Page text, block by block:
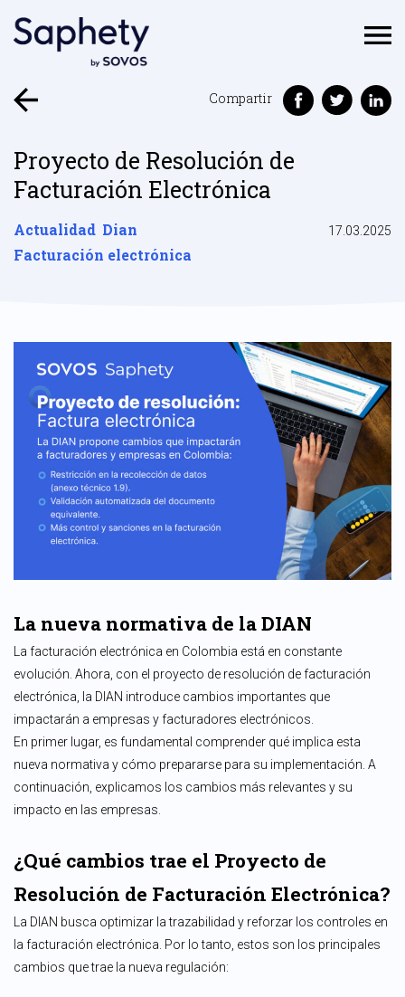
Proyecto de Resolución de
Facturación Electrónica
Actualidad Dian
Facturación electrónica
17.03.2025
Compartir
La nueva normativa de la DIAN
La facturación electrónica en Colombia está en constante
evolución. Ahora, con el proyecto de resolución de facturación
electrónica, la DIAN introduce cambios importantes que
impactarán a empresas y facturadores electrónicos.
En primer lugar, es fundamental comprender qué implica esta
nueva normativa y cómo prepararse para su implementación. A
continuación, explicamos los cambios más relevantes y su
impacto en las empresas.
¿Qué cambios trae el Proyecto de
Resolución de Facturación Electrónica?
La DIAN busca optimizar la trazabilidad y reforzar los controles en
la facturación electrónica. Por lo tanto, estos son los principales
cambios que trae la nueva regulación: